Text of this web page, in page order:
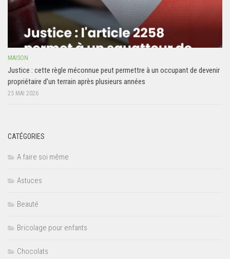
MAISON
Justice : cette règle méconnue peut permettre à un occupant de devenir
propriétaire d’un terrain après plusieurs années
25 MAI 2026
CATÉGORIES
A faire soi même
Astuces
Beauté
Bricolage pour enfants
Chocolats